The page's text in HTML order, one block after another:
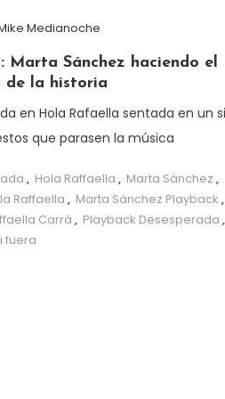
Medianoche
Marta Sánchez haciendo el
de la historia
en Hola Rafaella sentada en un
que parasen la música
, Hola Raffaella , Marta Sánchez ,
Raffaella , Marta Sánchez Playback ,
Carrá , Playback Desesperada ,
fuera